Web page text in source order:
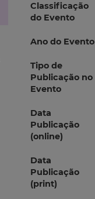
Classificação
do Evento
Ano do Evento
Tipo de
Publicação no
Evento
Data
Publicação
(online)
Data
Publicação
(print)